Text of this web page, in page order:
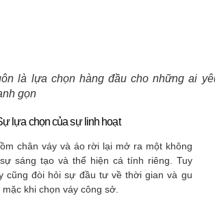
là lựa chọn hàng đầu cho những ai
gọn
lựa chọn của sự linh hoạt
chân váy và áo rời lại mở ra một không
sáng tạo và thể hiện cá tính riêng. Tuy
cũng đòi hỏi sự đầu tư về thời gian và gu
khi chọn váy công sở.